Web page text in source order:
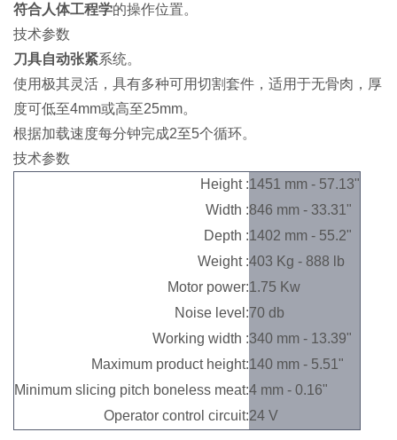
符合人体工程学的操作位置。
技术参数
刀具自动张紧系统。
使用极其灵活，具有多种可用切割套件，适用于无骨肉，厚
度可低至4mm或高至25mm。
根据加载速度每分钟完成2至5个循环。
技术参数
Height :1451 mm - 57.13"
Width :846 mm - 33.31"
Depth :1402 mm - 55.2"
Weight :403 Kg - 888 lb
Motor power:1.75 Kw
Noise level:70 db
Working width :340 mm - 13.39"
Maximum product height:140 mm - 5.51"
Minimum slicing pitch boneless meat:4 mm - 0.16"
Operator control circuit:24 V